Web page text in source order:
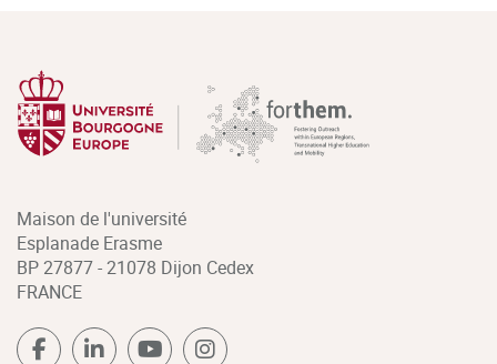
Maison de l'université
Esplanade Erasme
BP 27877 - 21078 Dijon Cedex
FRANCE